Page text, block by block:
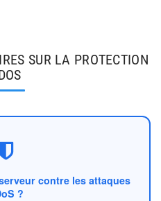
SUR LA PROTECTION
contre les attaques
?